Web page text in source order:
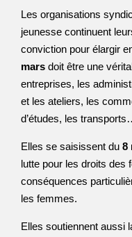
Les organisations
jeunesse continuent
conviction pour élargir
mars doit être une
entreprises, les
et les ateliers, les
d’études, les
Elles se saisissent du 8
lutte pour les droits des
conséquences
les femmes.
Elles soutiennent aussi